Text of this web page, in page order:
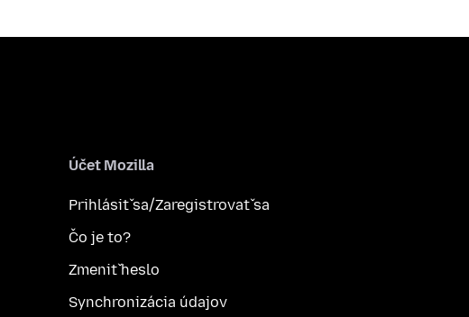
Účet Mozilla
Prihlásiť sa/Zaregistrovať sa
Čo je to?
Zmeniť heslo
Synchronizácia údajov